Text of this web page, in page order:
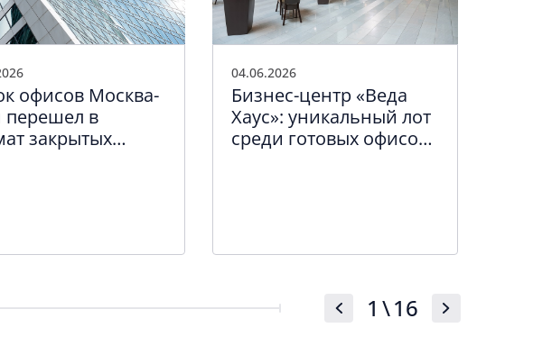
офисов Москва-
перешел в
закрытых
04.06.2026
Бизнес-центр «Веда
Хаус»: уникальный лот
среди готовых офисов
1 \16